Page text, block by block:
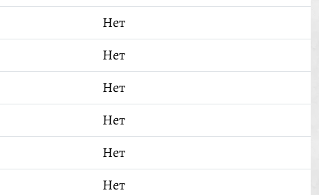
Нет
Нет
Нет
Нет
Нет
Нет